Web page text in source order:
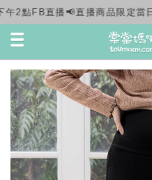
現貨 & 國內滿千免運快速出貨✨